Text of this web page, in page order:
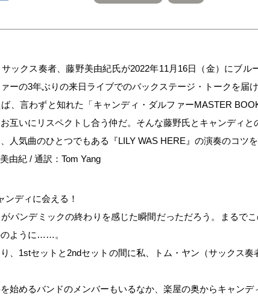
ックス奏者、藤野美由紀氏が2022年11月16日（金）にブル
ーの3年ぶりの来日ライブでのバックステージ・トークを届け
、言わずと知れた「キャンディ・ダルファーMASTER
互いにリスペクトし合う仲だ。そんな藤野氏とキャンディと
人気曲のひとつでもある『LILY WAS HERE』の演奏のコツを
由紀 / 通訳：Tom Yang
ンディに会える！
パンデミックの終わりを感じた瞬間だっただろう。まるで
ように……。
、1stセットと2ndセットの間に私、トム・ヤン（サックス
始めるバンドのメンバーもいるなか、楽屋の奥からキャンデ